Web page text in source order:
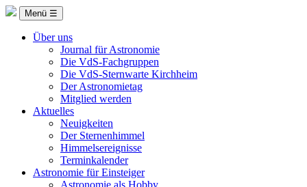
Menü ☰
Über uns
Journal für Astronomie
Die VdS-Fachgruppen
Die VdS-Sternwarte Kirchheim
Der Astronomietag
Mitglied werden
Aktuelles
Neuigkeiten
Der Sternenhimmel
Himmelsereignisse
Terminkalender
Astronomie für Einsteiger
Astronomie als Hobby